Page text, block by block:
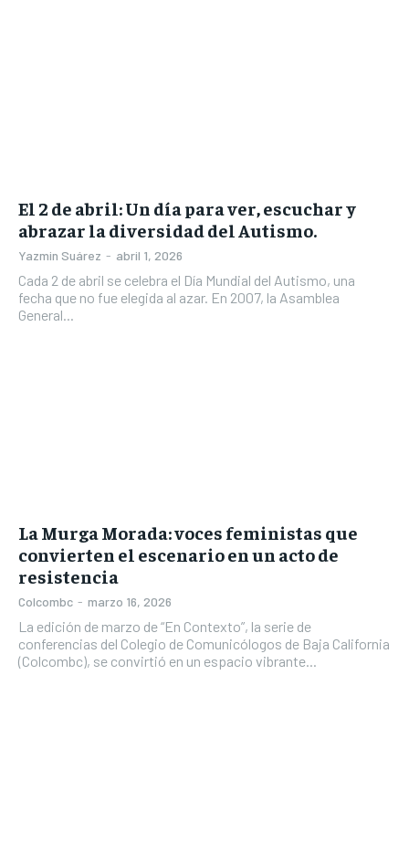
El 2 de abril: Un día para ver, escuchar y
abrazar la diversidad del Autismo.
Yazmin Suárez - abril 1, 2026
Cada 2 de abril se celebra el Día Mundial del Autismo, una
fecha que no fue elegida al azar. En 2007, la Asamblea
General...
La Murga Morada: voces feministas que
convierten el escenario en un acto de
resistencia
Colcombc - marzo 16, 2026
La edición de marzo de “En Contexto”, la serie de
conferencias del Colegio de Comunicólogos de Baja California
(Colcombc), se convirtió en un espacio vibrante...